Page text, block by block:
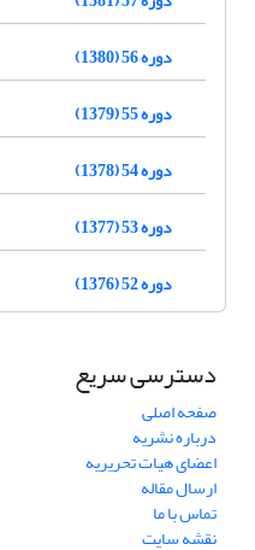
دوره 56 (1380)
دوره 55 (1379)
دوره 54 (1378)
دوره 53 (1377)
دوره 52 (1376)
دسترسی سریع
صفحه اصلی
درباره نشریه
اعضای هیات تحریریه
ارسال مقاله
تماس با ما
نقشه سایت